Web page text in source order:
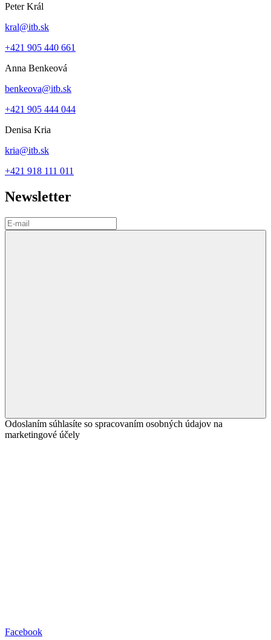
Peter Král
kral@itb.sk
+421 905 440 661
Anna Benkeová
benkeova@itb.sk
+421 905 444 044
Denisa Kria
kria@itb.sk
+421 918 111 011
Newsletter
Odoslaním súhlasíte so spracovaním osobných údajov na
marketingové účely
Facebook